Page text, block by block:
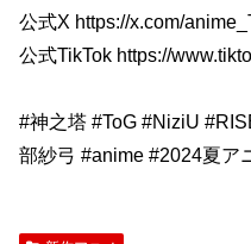
公式X https://x.com/
公式TikTok https://
#神之塔 #ToG #NiziU
部紗弓 #anime #2024夏ア